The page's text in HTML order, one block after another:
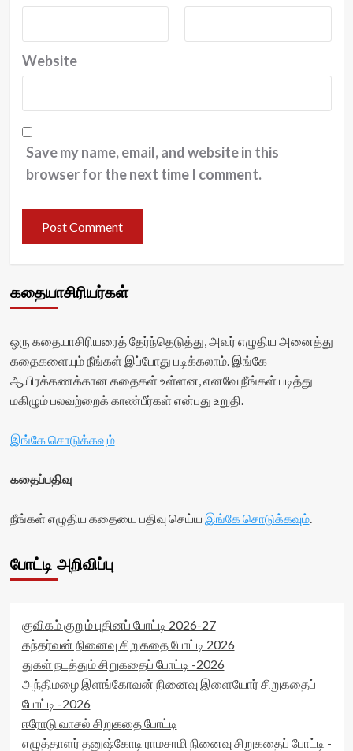
Website
Save my name, email, and website in this
browser for the next time I comment.
கதையாசிரியர்கள்
ஒரு கதையாசிரியரைத் தேர்ந்தெடுத்து, அவர் எழுதிய அனைத்து
கதைகளையும் நீங்கள் இப்போது படிக்கலாம். இங்கே
ஆயிரக்கணக்கான கதைகள் உள்ளன, எனவே நீங்கள் படித்து
மகிழும் பலவற்றைக் காண்பீர்கள் என்பது உறுதி.
இங்கே சொடுக்கவும்
கதைப்பதிவு
நீங்கள் எழுதிய கதையை பதிவு செய்ய இங்கே சொடுக்கவும்.
போட்டி அறிவிப்பு
குவிகம் குறும் புதினப் போட்டி 2026-27
கந்தர்வன் நினைவு சிறுகதை போட்டி 2026
துகள் நடத்தும் சிறுகதைப் போட்டி -2026
அந்திமழை இளங்கோவன் நினைவு இளையோர் சிறுகதைப்
போட்டி -2026
ஈரோடு வாசல் சிறுகதை போட்டி
எழுத்தாளர் தனுஷ்கோடி ராமசாமி நினைவு சிறுகதைப் போட்டி -